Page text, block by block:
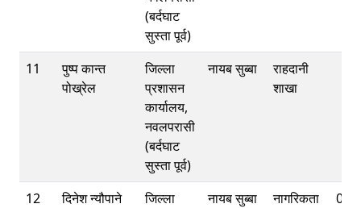
(बर्दघाट
सुस्ता पूर्व)
11
पुष्प कान्त
पोख्रेल
जिल्ला
प्रशासन
कार्यालय,
नवलपरासी
(बर्दघाट
सुस्ता पूर्व)
नायब सुब्बा
राहदानी
शाखा
12
दिनेश न्यौपाने
जिल्ला
नायब सुब्बा
नागरिकता